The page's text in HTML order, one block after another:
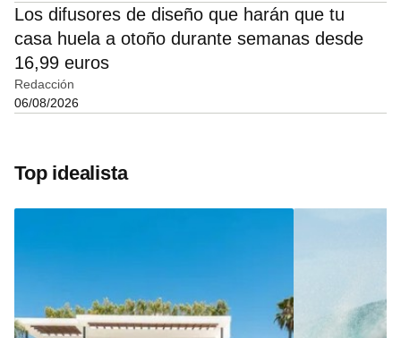
Los difusores de diseño que harán que tu
casa huela a otoño durante semanas desde
16,99 euros
Redacción
06/08/2026
Top idealista